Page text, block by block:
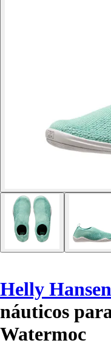
Helly Hansen
náuticos
Watermoc